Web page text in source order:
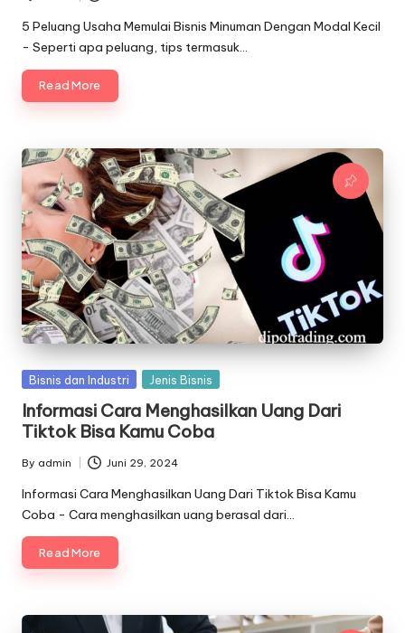
Posted
by
5 Peluang Usaha Memulai Bisnis Minuman Dengan Modal Kecil
- Seperti apa peluang, tips termasuk…
Read More
Posted
Bisnis dan Industri Jenis Bisnis
Informasi Cara Menghasilkan Uang Dari
Tiktok Bisa Kamu Coba
Posted
by
By admin Juni 29, 2024
Informasi Cara Menghasilkan Uang Dari Tiktok Bisa Kamu
Coba - Cara menghasilkan uang berasal dari…
Read More